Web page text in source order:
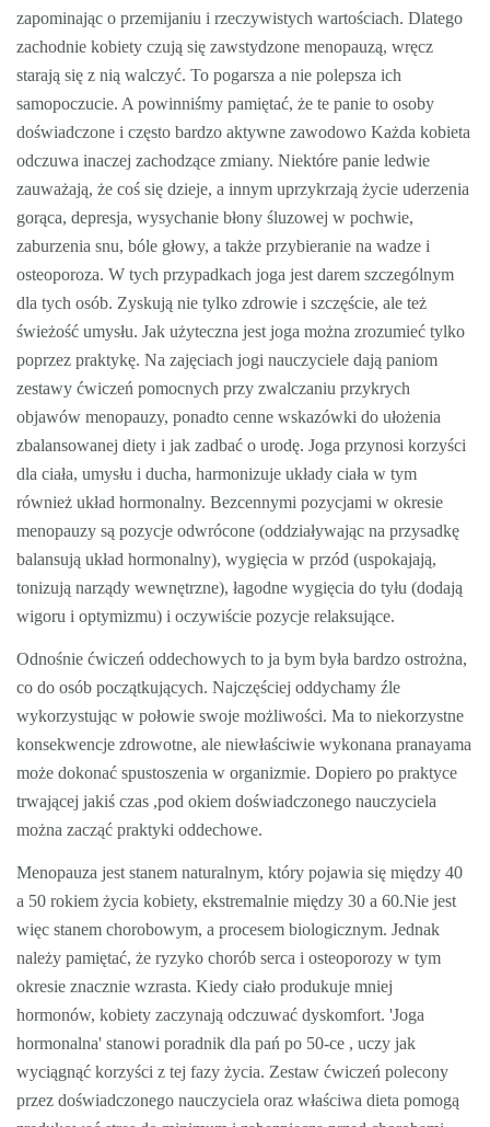
zapominając o przemijaniu i rzeczywistych wartościach. Dlatego
zachodnie kobiety czują się zawstydzone menopauzą, wręcz
starają się z nią walczyć. To pogarsza a nie polepsza ich
samopoczucie. A powinniśmy pamiętać, że te panie to osoby
doświadczone i często bardzo aktywne zawodowo Każda kobieta
odczuwa inaczej zachodzące zmiany. Niektóre panie ledwie
zauważają, że coś się dzieje, a innym uprzykrzają życie uderzenia
gorąca, depresja, wysychanie błony śluzowej w pochwie,
zaburzenia snu, bóle głowy, a także przybieranie na wadze i
osteoporoza. W tych przypadkach joga jest darem szczególnym
dla tych osób. Zyskują nie tylko zdrowie i szczęście, ale też
świeżość umysłu. Jak użyteczna jest joga można zrozumieć tylko
poprzez praktykę. Na zajęciach jogi nauczyciele dają paniom
zestawy ćwiczeń pomocnych przy zwalczaniu przykrych
objawów menopauzy, ponadto cenne wskazówki do ułożenia
zbalansowanej diety i jak zadbać o urodę. Joga przynosi korzyści
dla ciała, umysłu i ducha, harmonizuje układy ciała w tym
również układ hormonalny. Bezcennymi pozycjami w okresie
menopauzy są pozycje odwrócone (oddziaływając na przysadkę
balansują układ hormonalny), wygięcia w przód (uspokajają,
tonizują narządy wewnętrzne), łagodne wygięcia do tyłu (dodają
wigoru i optymizmu) i oczywiście pozycje relaksujące.
Odnośnie ćwiczeń oddechowych to ja bym była bardzo ostrożna,
co do osób początkujących. Najczęściej oddychamy źle
wykorzystując w połowie swoje możliwości. Ma to niekorzystne
konsekwencje zdrowotne, ale niewłaściwie wykonana pranayama
może dokonać spustoszenia w organizmie. Dopiero po praktyce
trwającej jakiś czas ,pod okiem doświadczonego nauczyciela
można zacząć praktyki oddechowe.
Menopauza jest stanem naturalnym, który pojawia się między 40
a 50 rokiem życia kobiety, ekstremalnie między 30 a 60.Nie jest
więc stanem chorobowym, a procesem biologicznym. Jednak
należy pamiętać, że ryzyko chorób serca i osteoporozy w tym
okresie znacznie wzrasta. Kiedy ciało produkuje mniej
hormonów, kobiety zaczynają odczuwać dyskomfort. 'Joga
hormonalna' stanowi poradnik dla pań po 50-ce , uczy jak
wyciągnąć korzyści z tej fazy życia. Zestaw ćwiczeń polecony
przez doświadczonego nauczyciela oraz właściwa dieta pomogą